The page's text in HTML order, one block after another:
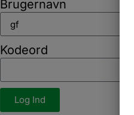
Brugernavn
Kodeord
Log Ind